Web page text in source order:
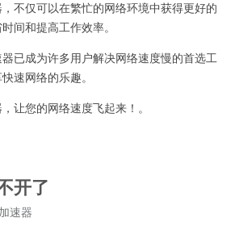
仅可以在繁忙的网络环境中获得更好的
间和提高工作效率。
成为许多用户解决网络速度慢的首选工
速网络的乐趣。
您的网络速度飞起来！。
开了
速器